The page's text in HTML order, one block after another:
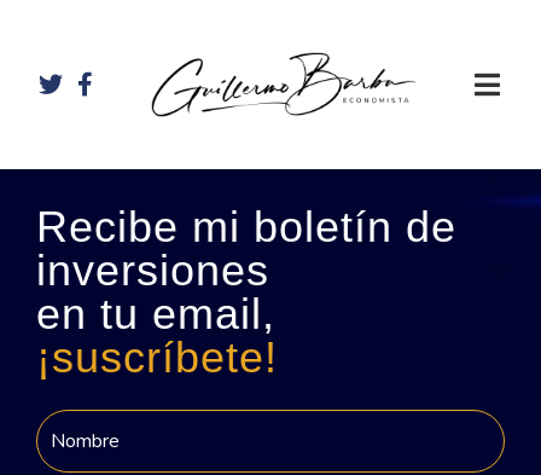
Recibe mi boletín de
inversiones
en tu email,
¡suscríbete!